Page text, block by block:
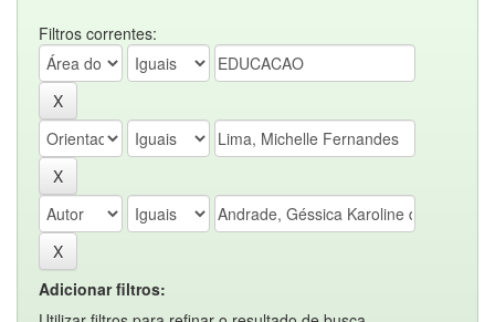
Filtros correntes:
Adicionar filtros: